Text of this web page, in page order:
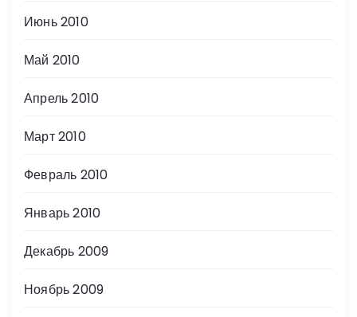
Июнь 2010
Май 2010
Апрель 2010
Март 2010
Февраль 2010
Январь 2010
Декабрь 2009
Ноябрь 2009